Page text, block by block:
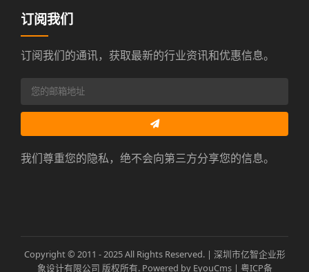
订阅我们
订阅我们的通讯，获取最新的行业资讯和优惠信息。
我们尊重您的隐私，绝不会向第三方分享您的信息。
Copyright © 2011 - 2025 All Rights Reserved. | 深圳市亿智企业形
象设计有限公司 版权所有.Powered by EyouCms| 粤ICP备